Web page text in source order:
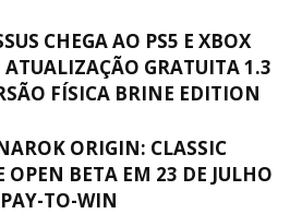
CHEGA AO PS5 E XBOX
ATUALIZAÇÃO GRATUITA 1.3
FÍSICA BRINE EDITION
ORIGIN: CLASSIC
OPEN BETA EM 23 DE JULHO
TO-WIN